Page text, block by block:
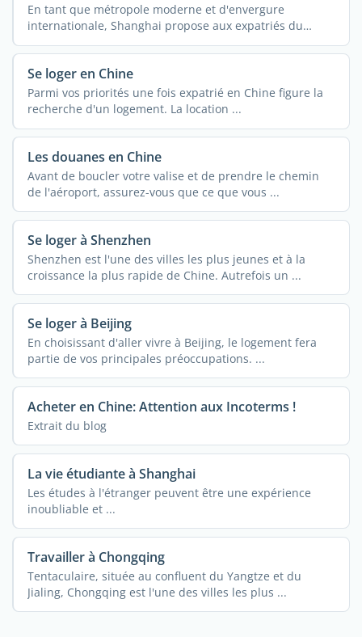
En tant que métropole moderne et d'envergure
internationale, Shanghai propose aux expatriés du
monde ...
Se loger en Chine
Parmi vos priorités une fois expatrié en Chine figure la
recherche d'un logement. La location ...
Les douanes en Chine
Avant de boucler votre valise et de prendre le chemin
de l'aéroport, assurez-vous que ce que vous ...
Se loger à Shenzhen
Shenzhen est l'une des villes les plus jeunes et à la
croissance la plus rapide de Chine. Autrefois un ...
Se loger à Beijing
En choisissant d'aller vivre à Beijing, le logement fera
partie de vos principales préoccupations. ...
Acheter en Chine: Attention aux Incoterms !
Extrait du blog
La vie étudiante à Shanghai
Les études à l'étranger peuvent être une expérience
inoubliable et ...
Travailler à Chongqing
Tentaculaire, située au confluent du Yangtze et du
Jialing, Chongqing est l'une des villes les plus ...